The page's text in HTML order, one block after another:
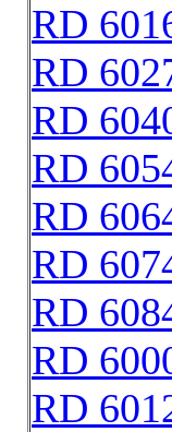
RD
RD
RD
RD
RD
RD
RD
RD
RD